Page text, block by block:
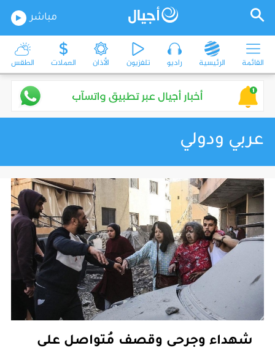
مباشر
القائمة الرئيسية راديو تلفزيون الأذان العملات الطقس
عربي ودولي
شهداء وجرحى وقصف مُتواصل على